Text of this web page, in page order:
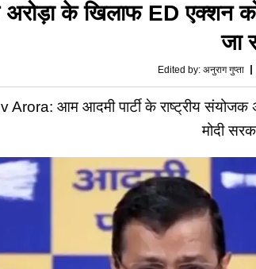
के खिलाफ ED एक्शन को
जा
Edited by: अनुराग गुप्ता
आम आदमी पार्टी के राष्ट्रीय संयोजक
मोदी